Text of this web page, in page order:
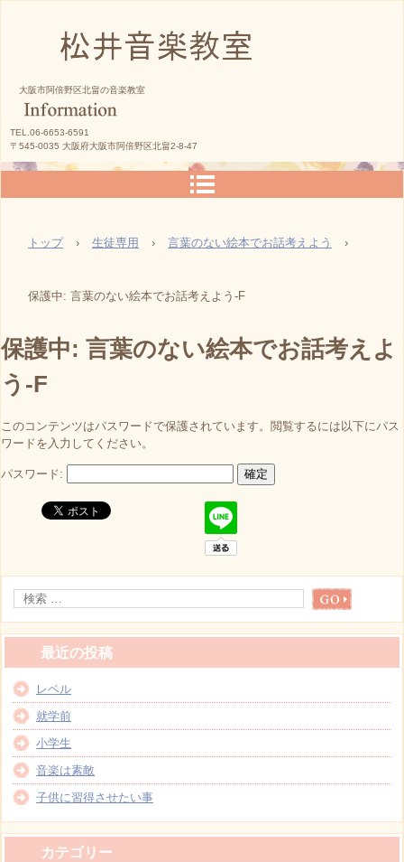
松井音楽教室
大阪市阿倍野区北畠の音楽教室
TEL.06-6653-6591
〒545-0035 大阪府大阪市阿倍野区北畠2-8-47
トップ › 生徒専用 › 言葉のない絵本でお話考えよう ›
保護中: 言葉のない絵本でお話考えよう-F
保護中: 言葉のない絵本でお話考えよ
う-F
このコンテンツはパスワードで保護されています。閲覧するには以下にパス
ワードを入力してください。
パスワード:
最近の投稿
レベル
就学前
小学生
音楽は素敵
子供に習得させたい事
カテゴリー